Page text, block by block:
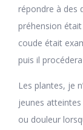
répondre à des
préhension était
coude était
puis il
Les plantes, je
jeunes
ou douleur